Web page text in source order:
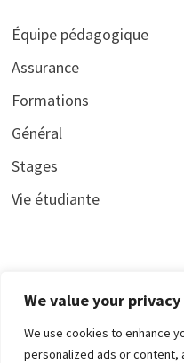
We value your privacy
We use cookies to enhance
personalized ads or content,
Équipe pédagogique
Assurance
Formations
Général
Stages
Vie étudiante